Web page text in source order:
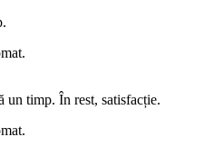
un timp. În rest, satisfacție.